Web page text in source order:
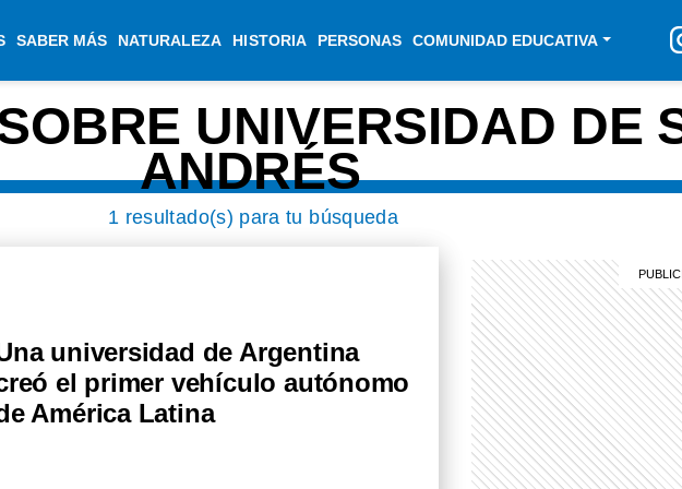
SABER MÁS NATURALEZA HISTORIA PERSONAS COMUNIDAD EDUCATIVA
UNIVERSIDAD DE
ANDRÉS
1 resultado(s) para tu búsqueda
universidad de Argentina
el primer vehículo autónomo
América Latina